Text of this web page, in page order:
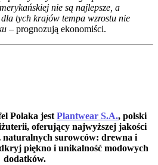
nie są najlepsze, a
tych krajów tempa wzrostu nie
– prognozują ekonomiści.
Polaka jest Plantwear S.A., polski
oferujący najwyższej jakości
surowców: drewna i
piękno i unikalność modowych
dodatków.